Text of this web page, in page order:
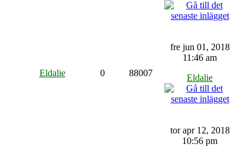
Eldalie 0 88007
fre jun 01, 2018
11:46 am
Eldalie
tor apr 12, 2018
10:56 pm